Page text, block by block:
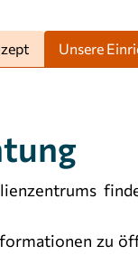
Unsere
zu